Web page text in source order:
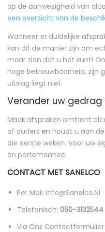
op de aanwezigheid van
een overzicht van de
Wanneer er duidelijke
kan dit de manier zijn om
maar zien dat u het kunt!
hoge betrouwbaarheid, zijn
uitslag liegt niet.
Verander uw
Maak afspraken omtrent
of ouders en houdt u aan
die eerste weken. Voor uw
en portemonnee.
CONTACT MET SANELCO
Per Mail: Info@sanelco.nl
Telefonisch: 050-3132544
Via Ons Contactformulier